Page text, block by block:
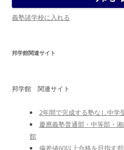
義塾諸学校に入れる
邦学館関連サイト
邦学館 関連サイト
2年間で完成する塾なし中
慶應義塾普通部・中等部・
館
偏差値60以上合格を目指す